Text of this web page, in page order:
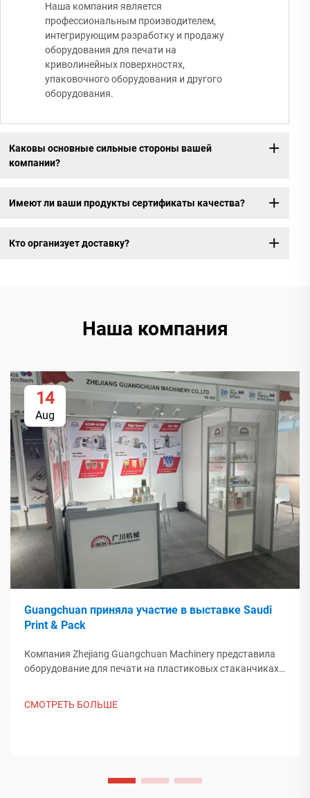
Наша компания является
профессиональным производителем,
интегрирующим разработку и продажу
оборудования для печати на
криволинейных поверхностях,
упаковочного оборудования и другого
оборудования.
Каковы основные сильные стороны вашей
компании?
Имеют ли ваши продукты сертификаты качества?
Кто организует доставку?
Наша компания
14
Aug
Guangchuan приняла участие в выставке Saudi
Print & Pack
Компания Zhejiang Guangchuan Machinery представила
оборудование для печати на пластиковых стаканчиках
СМОТРЕТЬ БОЛЬШЕ